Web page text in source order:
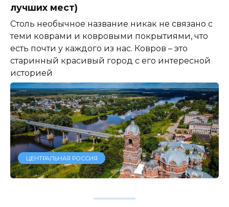
лучших мест)
Столь необычное название никак не связано с
теми коврами и ковровыми покрытиями, что
есть почти у каждого из нас. Ковров – это
старинный красивый город с его интересной
историей
ЦЕНТРАЛЬНАЯ РОССИЯ